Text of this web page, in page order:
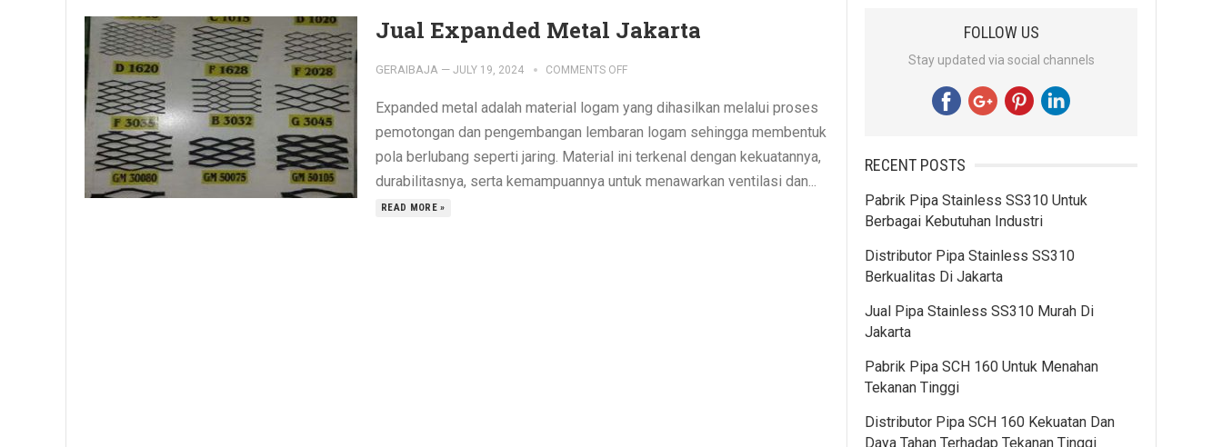
Jual Expanded Metal Jakarta
GERAIBAJA — JULY 19, 2024 COMMENTS OFF
Expanded metal adalah material logam yang dihasilkan melalui proses
pemotongan dan pengembangan lembaran logam sehingga membentuk
pola berlubang seperti jaring. Material ini terkenal dengan kekuatannya,
durabilitasnya, serta kemampuannya untuk menawarkan ventilasi dan...
READ MORE »
FOLLOW US
Stay updated via social channels
RECENT POSTS
Pabrik Pipa Stainless SS310 Untuk
Berbagai Kebutuhan Industri
Distributor Pipa Stainless SS310
Berkualitas Di Jakarta
Jual Pipa Stainless SS310 Murah Di
Jakarta
Pabrik Pipa SCH 160 Untuk Menahan
Tekanan Tinggi
Distributor Pipa SCH 160 Kekuatan Dan
Daya Tahan Terhadap Tekanan Tinggi